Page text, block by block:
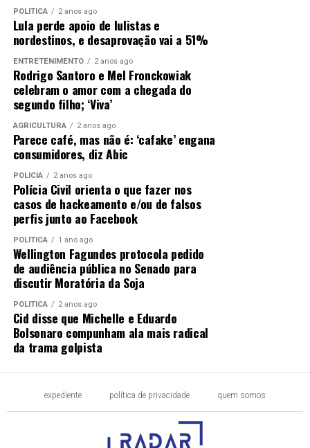
POLÍTICA 2 anos ago
Lula perde apoio de lulistas e
nordestinos, e desaprovação vai a 51%
ENTRETENIMENTO 2 anos ago
Rodrigo Santoro e Mel Fronckowiak
celebram o amor com a chegada do
segundo filho; ‘Viva’
AGRICULTURA 2 anos ago
Parece café, mas não é: ‘cafake’ engana
consumidores, diz Abic
POLÍCIA 2 anos ago
Polícia Civil orienta o que fazer nos
casos de hackeamento e/ou de falsos
perfis junto ao Facebook
POLÍTICA 1 ano ago
Wellington Fagundes protocola pedido
de audiência pública no Senado para
discutir Moratória da Soja
POLÍTICA 2 anos ago
Cid disse que Michelle e Eduardo
Bolsonaro compunham ala mais radical
da trama golpista
expediente política de privacidade quem somos